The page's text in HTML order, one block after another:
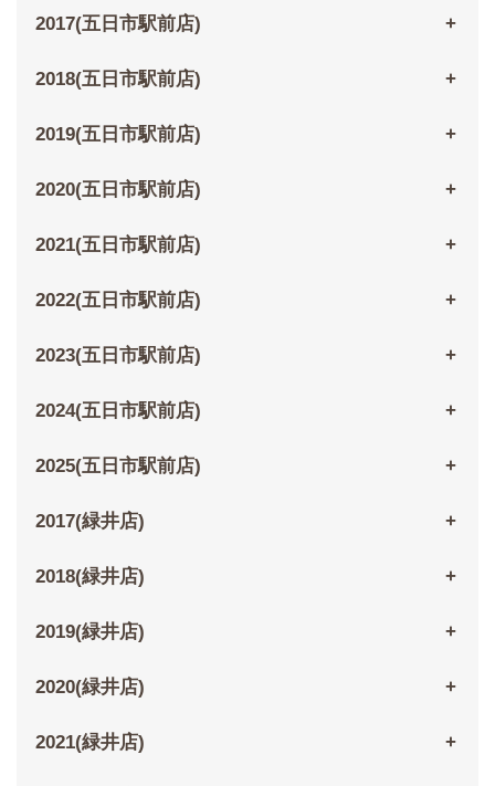
2017(五日市駅前店)
2018(五日市駅前店)
2019(五日市駅前店)
2020(五日市駅前店)
2021(五日市駅前店)
2022(五日市駅前店)
2023(五日市駅前店)
2024(五日市駅前店)
2025(五日市駅前店)
2017(緑井店)
2018(緑井店)
2019(緑井店)
2020(緑井店)
2021(緑井店)